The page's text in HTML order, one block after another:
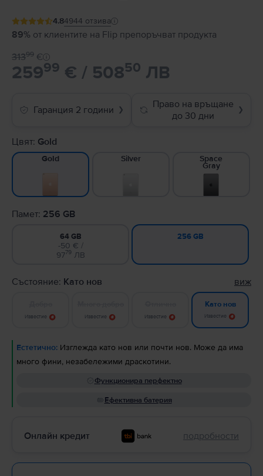
4.84944 отзива
89% от клиентите на Flip препоръчват продукта
25999 € / 50850 ЛВ
31399 €
Гаранция 2 години ❯
Право на връщане
до 30 дни
❯
Цвят: Gold
Gold Silver Space
Gray
Памет: 256 GB
64 GB
-50 € /
9779ЛВ
256 GB
Състояние: Като нов виж
Известие Известие Известие
Като нов
Известие
Естетично: Изглежда като нов или почти нов. Може да има
много фини, незабележими драскотини.
Функционира перфектно
Ефективна батерия
Онлайн кредит подробности